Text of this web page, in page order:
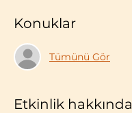
Konuklar
Tümünü Gör
Etkinlik hakkında